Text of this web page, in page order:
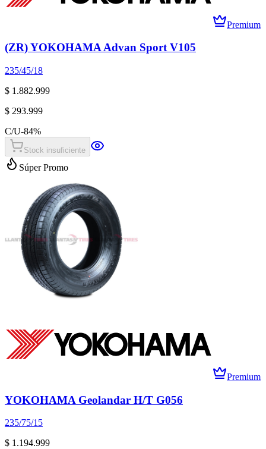
Premium
(ZR) YOKOHAMA Advan Sport V105
235/45/18
$ 1.882.999
$ 293.999
C/U-84%
Stock insuficiente
Súper Promo
Premium
YOKOHAMA Geolandar H/T G056
235/75/15
$ 1.194.999